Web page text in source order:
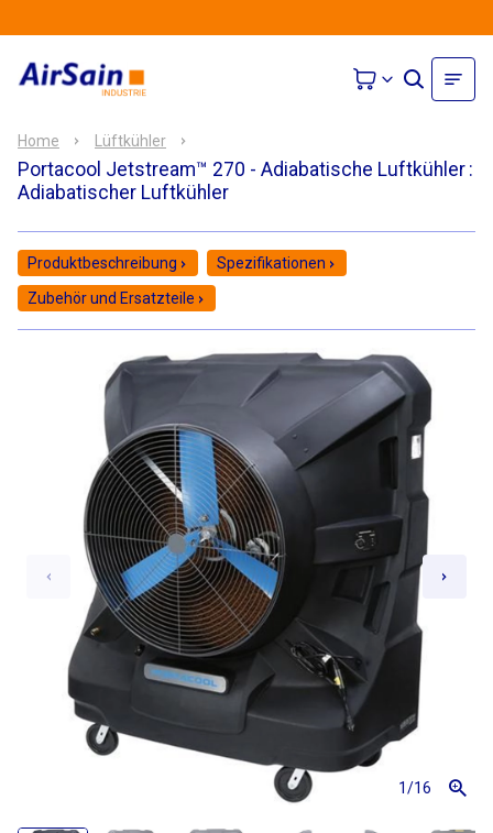
Home Lüftkühler
Portacool Jetstream™ 270 - Adiabatische Luftkühler :
Adiabatischer Luftkühler
Produktbeschreibung
Spezifikationen
Zubehör und Ersatzteile
1/16